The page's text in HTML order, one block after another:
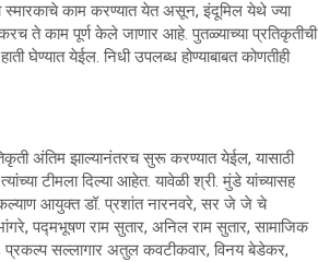
स्मारकाचे काम करण्यात येत असून, इंदूमिल येथे ज्या
ते काम पूर्ण केले जाणार आहे. पुतळ्याच्या प्रतिकृतीची
घेण्यात येईल. निधी उपलब्ध होण्याबाबत कोणतीही
अंतिम झाल्यानंतरच सुरू करण्यात येईल, यासाठी
टीमला दिल्या आहेत. यावेळी श्री. मुंडे यांच्यासह
कल्याण आयुक्त डॉ. प्रशांत नारनवरे, सर जे जे चे
पद्मभूषण राम सुतार, अनिल राम सुतार, सामाजिक
प्रकल्प सल्लागार अतुल कवटीकवार, विनय बेडेकर,